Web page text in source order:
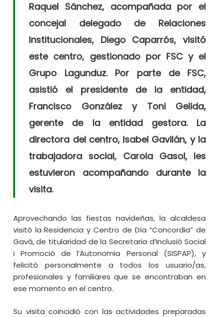
Raquel Sánchez, acompañada por el
concejal delegado de Relaciones
Institucionales, Diego Caparrós, visitó
este centro, gestionado por FSC y el
Grupo Lagunduz. Por parte de FSC,
asistió el presidente de la entidad,
Francisco González y Toni Gelida,
gerente de la entidad gestora. La
directora del centro, Isabel Gavilán, y la
trabajadora social, Carola Gasol, les
estuvieron acompañando durante la
visita.
Aprovechando las fiestas navideñas, la alcaldesa
visitó la Residencia y Centro de Día “Concordia” de
Gavà, de titularidad de la Secretaria d’Inclusió Social
i Promoció de l’Autonomia Personal (SISPAP), y
felicitó personalmente a todos los usuario/as,
profesionales y familiares que se encontraban en
ese momento en el centro.
Su visita coincidió con las actividades preparadas